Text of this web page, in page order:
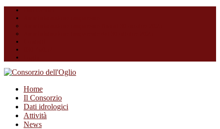
Home
Il Consorzio
Dati idrologici
Attività
News